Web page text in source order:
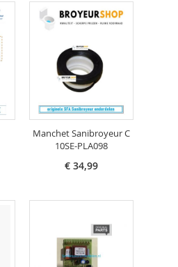
Manchet Sanibroyeur C
10SE-PLA098
€ 34,99